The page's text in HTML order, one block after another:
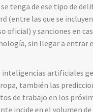
tenga de ese tipo de
(entre las que se
oficial) y sanciones en
sin llegar a entrar
inteligencias artificiales
también las
de trabajo en los
incide en el volumen